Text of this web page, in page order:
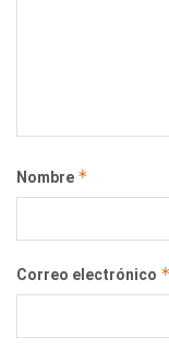
Nombre *
Correo electrónico *